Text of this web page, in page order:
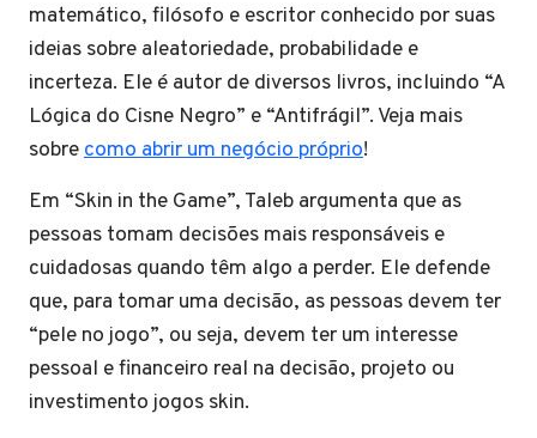
matemático, filósofo e escritor conhecido por suas
ideias sobre aleatoriedade, probabilidade e
incerteza. Ele é autor de diversos livros, incluindo “A
Lógica do Cisne Negro” e “Antifrágil”. Veja mais
sobrecomo abrir um negócio próprio!
Em “Skin in the Game”, Taleb argumenta que as
pessoas tomam decisões mais responsáveis e
cuidadosas quando têm algo a perder. Ele defende
que, para tomar uma decisão, as pessoas devem ter
“pele no jogo”, ou seja, devem ter um interesse
pessoal e financeiro real na decisão, projeto ou
investimento jogos skin.